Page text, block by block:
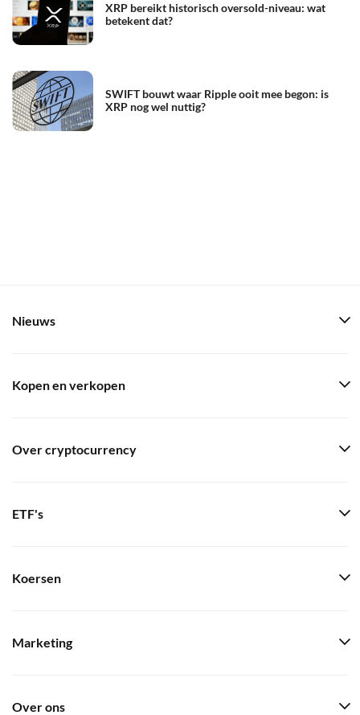
XRP bereikt historisch oversold-niveau: wat
betekent dat?
SWIFT bouwt waar Ripple ooit mee begon: is
XRP nog wel nuttig?
Nieuws
Kopen en verkopen
Over cryptocurrency
ETF's
Koersen
Marketing
Over ons